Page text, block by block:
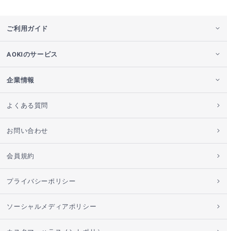
ご利用ガイド
AOKIのサービス
企業情報
よくある質問
お問い合わせ
会員規約
プライバシーポリシー
ソーシャルメディアポリシー